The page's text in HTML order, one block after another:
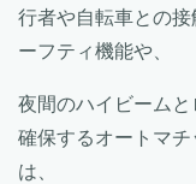
行者や自転車との
ーフティ機能や、
夜間のハイビーム
確保するオートマ
は、